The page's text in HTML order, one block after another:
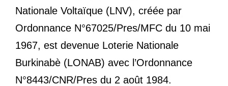
Nationale Voltaïque (LNV), créée par
Ordonnance N°67025/Pres/MFC du 10 mai
1967, est devenue Loterie Nationale
Burkinabè (LONAB) avec l’Ordonnance
N°8443/CNR/Pres du 2 août 1984.